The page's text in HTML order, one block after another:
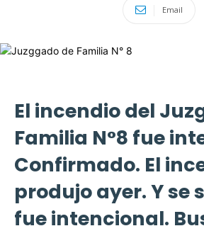
Email
El incendio del
Familia N°8 fue
Confirmado. El
produjo ayer. Y se
fue intencional.